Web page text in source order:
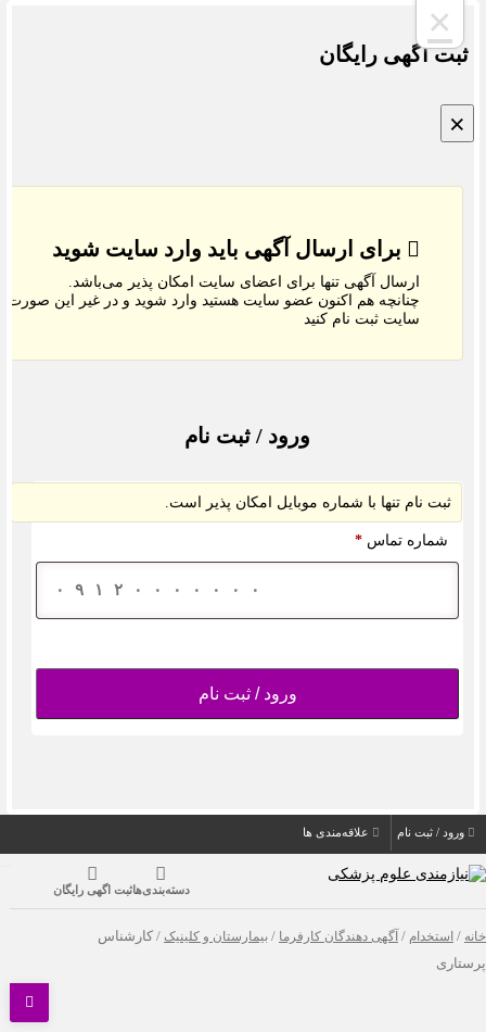
اگهی رایگان
برای ارسال آگهی باید وارد سایت شوید
ارسال آگهی تنها برای اعضای سایت امکان پذیر می‌باشد.
چنانچه هم‌ اکنون عضو سایت هستید وارد شوید و در غیر این صورت در
سایت ثبت نام کنید
ورود / ثبت نام
ثبت نام تنها با شماره موبایل امکان پذیر است.
شماره تماس*
ورود / ثبت نام
/ ثبت نام علاقه‌مندی ها
دسته‌بندی‌هاثبت اگهی رایگان
استخدام/آگهی دهندگان کارفرما /بیمارستان و کلینیک/ کارشناس